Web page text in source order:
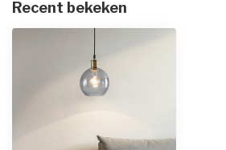
Recent bekeken